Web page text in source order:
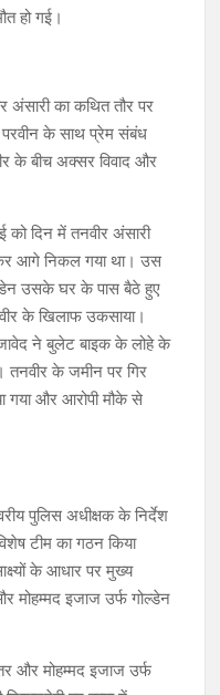
हो गई।
का कथित तौर पर
के साथ प्रेम संबंध
के बीच अक्सर विवाद और
को दिन में तनवीर अंसारी
आगे निकल गया था। उस
उसके घर के पास बैठे हुए
के खिलाफ उकसाया।
ने बुलेट बाइक के लोहे के
तनवीर के जमीन पर गिर
गया और आरोपी मौके से
पुलिस अधीक्षक के निर्देश
टीम का गठन किया
के आधार पर मुख्य
मोहम्मद इजाज उर्फ गोल्डेन
और मोहम्मद इजाज उर्फ